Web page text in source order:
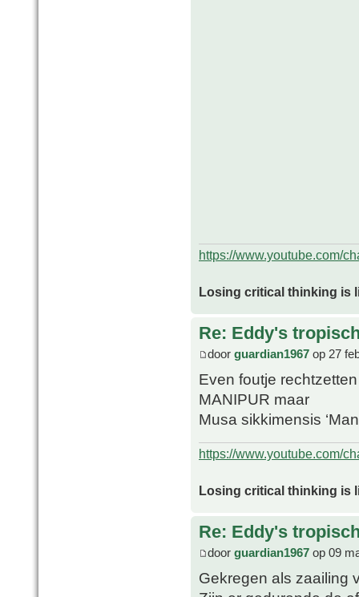
https://www.youtube.com/
Losing critical thinking is
Re: Eddy's
door guardian1967 op 27
Even foutje
MANIPUR maar
Musa sikkimensis
https://www.youtube.com/
Losing critical thinking is
Re: Eddy's
door guardian1967 op 09
Gekregen als zaailing